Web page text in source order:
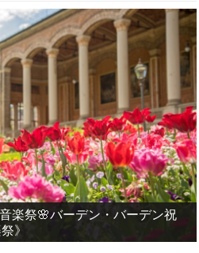
楽祭🌸バーデン・バーデン祝
》